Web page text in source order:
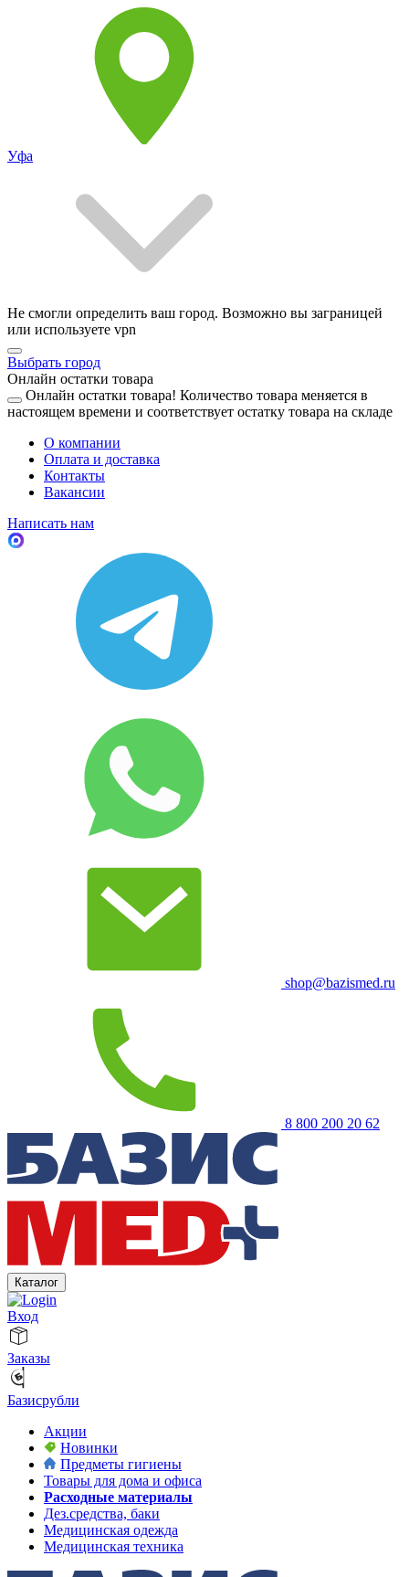
Уфа
Не смогли определить ваш город. Возможно вы заграницей
или используете vpn
Выбрать город
Онлайн остатки товара
Онлайн остатки товара! Количество товара меняется в
настоящем времени и соответствует остатку товара на складе
О компании
Оплата и доставка
Контакты
Вакансии
Написать нам
shop@bazismed.ru
8 800 200 20 62
Каталог
Вход
Заказы
Базисрубли
Акции
Новинки
Предметы гигиены
Товары для дома и офиса
Расходные материалы
Дез.средства, баки
Медицинская одежда
Медицинская техника